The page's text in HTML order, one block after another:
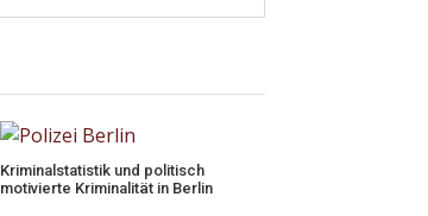
Kriminalstatistik und politisch
motivierte Kriminalität in Berlin